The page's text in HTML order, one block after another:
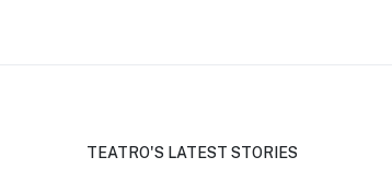
TEATRO'S LATEST STORIES